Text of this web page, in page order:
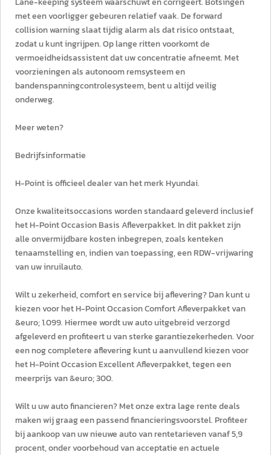
met een voorligger gebeuren relatief vaak. De forward
collision warning slaat tijdig alarm als dat risico ontstaat,
zodat u kunt ingrijpen. Op lange ritten voorkomt de
vermoeidheidsassistent dat uw concentratie afneemt. Met
voorzieningen als autonoom remsysteem en
bandenspanningcontrolesysteem, bent u altijd veilig
onderweg.
Meer weten?
Bedrijfsinformatie
H-Point is officieel dealer van het merk Hyundai.
Onze kwaliteitsoccasions worden standaard geleverd inclusief
het H-Point Occasion Basis Afleverpakket. In dit pakket zijn
alle onvermijdbare kosten inbegrepen, zoals kenteken
tenaamstelling en, indien van toepassing, een RDW-vrijwaring
van uw inruilauto.
Wilt u zekerheid, comfort en service bij aflevering? Dan kunt u
kiezen voor het H-Point Occasion Comfort Afleverpakket van
&euro; 1.099. Hiermee wordt uw auto uitgebreid verzorgd
afgeleverd en profiteert u van sterke garantiezekerheden. Voor
een nog completere aflevering kunt u aanvullend kiezen voor
het H-Point Occasion Excellent Afleverpakket, tegen een
meerprijs van &euro; 300.
Wilt u uw auto financieren? Met onze extra lage rente deals
maken wij graag een passend financieringsvoorstel. Profiteer
bij aankoop van uw nieuwe auto van rentetarieven vanaf 5,9
procent, onder voorbehoud van acceptatie en actuele